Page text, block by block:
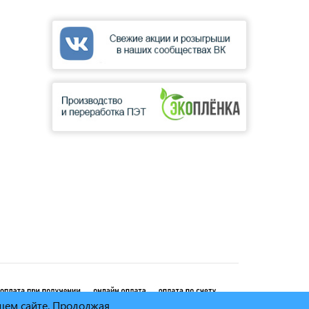
сайте. Продолжая